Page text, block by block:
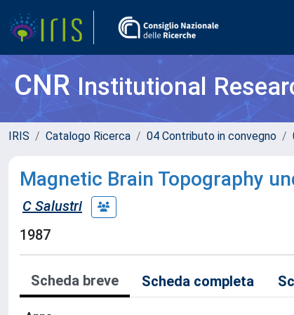
CNRInstitutional
IRIS Catalogo Ricerca 04 Contributo in convegno
Magnetic Brain Topography
C Salustri
1987
Scheda breve Scheda completa